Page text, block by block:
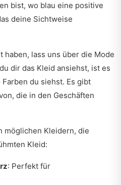
bist, wo blau eine positive
deine Sichtweise
lass uns über die Mode
dir das Kleid ansiehst, ist es
du siehst. Es gibt
die in den Geschäften
möglichen Kleidern, die
Kleid:
: Perfekt für